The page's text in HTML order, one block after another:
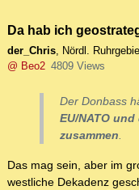
Da hab ich
der_Chris, Nördl.
@ Beo2 4809 Views
Der Donbass
EU/NATO
zusammen.
Das mag sein, aber im
westliche Dekadenz